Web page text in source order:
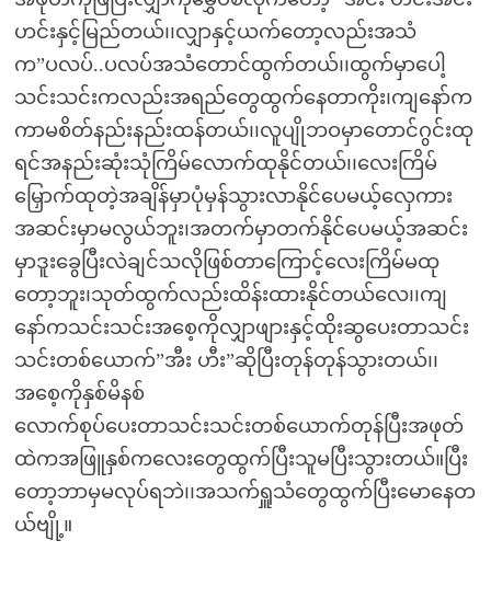
ဟင်းနှင့်မြည်တယ်၊၊လျှာနှင့်ယက်တော့လည်းအသံ
က”ပလပ်..ပလပ်အသံတောင်ထွက်တယ်၊၊ထွက်မှာပေါ့
သင်းသင်းကလည်းအရည်တွေထွက်နေတာကိုး၊ကျနော်က
ကာမစိတ်နည်းနည်းထန်တယ်၊၊လူပျိုဘဝမှာတောင်ဂွင်းထု
ရင်အနည်းဆုံးသုံကြိမ်လောက်ထုနိုင်တယ်၊၊လေးကြိမ်
မြှောက်ထုတဲ့အချိန်မှာပုံမှန်သွားလာနိုင်ပေမယ့်လှေကား
အဆင်းမှာမလွယ်ဘူး၊အတက်မှာတက်နိုင်ပေမယ့်အဆင်း
မှာဒူးခွေပြီးလဲချင်သလိုဖြစ်တာကြောင့်လေးကြိမ်မထု
တော့ဘူး၊သုတ်ထွက်လည်းထိန်းထားနိုင်တယ်လေ၊၊ကျ
နော်ကသင်းသင်းအစေ့ကိုလျှာဖျားနှင့်ထိုးဆွပေးတာသင်း
သင်းတစ်ယောက်”အီး ဟီး”ဆိုပြီးတုန်တုန်သွားတယ်၊၊
အစေ့ကိုနှစ်မိနစ်
လောက်စုပ်ပေးတာသင်းသင်းတစ်ယောက်တုန်ပြီးအဖုတ်
ထဲကအဖြူနှစ်ကလေးတွေထွက်ပြီးသူမပြီးသွားတယ်။ပြီး
တော့ဘာမှမလုပ်ရဘဲ၊၊အသက်ရှူသံတွေထွက်ပြီးမောနေတ
ယ်ဗျို့။